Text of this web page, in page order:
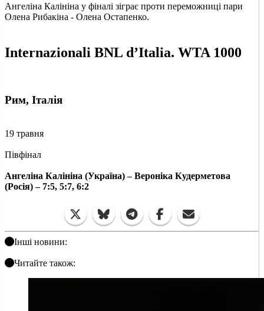
Ангеліна Калініна у фіналі зіграє проти переможниці пари
Олена Рибакіна - Олена Остапенко.
Internazionali BNL d’Italia. WTA 1000
Рим, Італія
19 травня
Півфінал
Ангеліна Калініна (Україна) – Вероніка Кудерметова
(Росія) – 7:5, 5:7, 6:2
Інші новини:
Читайте також: